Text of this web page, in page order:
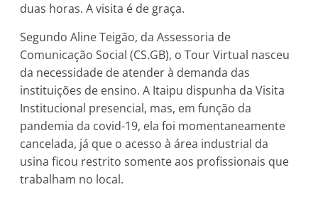
duas horas. A visita é de graça.
Segundo Aline Teigão, da Assessoria de
Comunicação Social (CS.GB), o Tour Virtual nasceu
da necessidade de atender à demanda das
instituições de ensino. A Itaipu dispunha da Visita
Institucional presencial, mas, em função da
pandemia da covid-19, ela foi momentaneamente
cancelada, já que o acesso à área industrial da
usina ficou restrito somente aos profissionais que
trabalham no local.